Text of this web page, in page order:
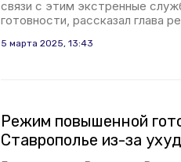
связи с этим экстренные
готовности, рассказал глава
5 марта 2025, 13:43
Режим повышенной
Ставрополье из-за